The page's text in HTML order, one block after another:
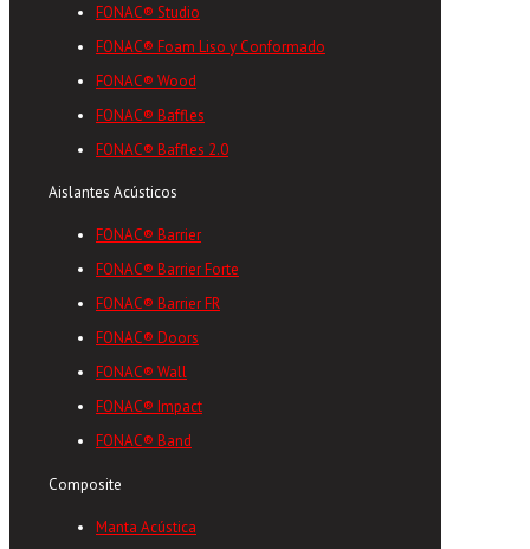
FONAC® Studio
FONAC® Foam Liso y Conformado
FONAC® Wood
FONAC® Baffles
FONAC® Baffles 2.0
Aislantes Acústicos
FONAC® Barrier
FONAC® Barrier Forte
FONAC® Barrier FR
FONAC® Doors
FONAC® Wall
FONAC® Impact
FONAC® Band
Composite
Manta Acústica